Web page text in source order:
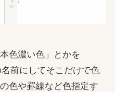
色濃い色」とかを
前にしてそこだけで色
色や罫線など色指定す